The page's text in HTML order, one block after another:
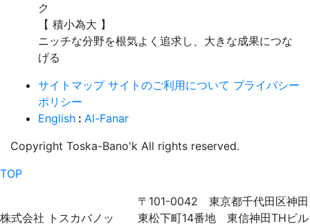
ク
【 積小為大 】
ニッチな分野を根気よく追求し、大きな成果につな
げる
サイトマップ サイトのご利用について プライバシー
ポリシー
English : Al-Fanar
Copyright Toska-Bano'k All rights reserved.
TOP
株式会社 トスカバノッ
〒101-0042 東京都千代田区神田
東松下町14番地 東信神田THビル